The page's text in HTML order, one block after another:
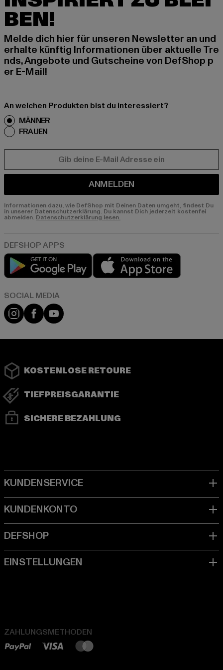
BEN!
Melde dich hier für unseren Newsletter an und
erhalte künftig Informationen über aktuelle Tre
nds, Angebote und Gutscheine von DefShop p
er E-Mail!
An welchen Produkten bist du interessiert?
MÄNNER
FRAUEN
ANMELDEN
Informationen dazu, wie DefShop mit Deinen Daten umgeht, findest Du
in unserer Datenschutzerklärung. Du kannst Dich jederzeit kostenfei
abmelden. Datenschutzerklärung lesen.
Play market
Instagram
FacebookYouTube
KOSTENLOSE RETOURE
TIEFPREISGARANTIE
SICHERE BEZAHLUNG
ZAHLUNGSMETHODEN